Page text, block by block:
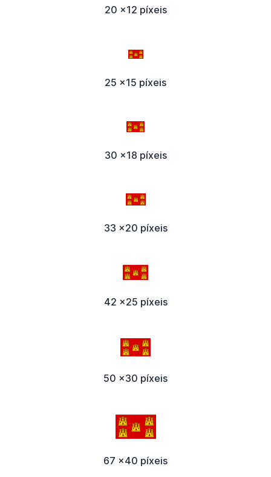
20 x12 píxeis
25 x15 píxeis
30 x18 píxeis
33 x20 píxeis
42 x25 píxeis
50 x30 píxeis
67 x40 píxeis